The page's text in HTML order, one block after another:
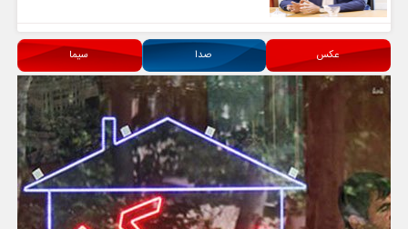
عکس صدا سیما